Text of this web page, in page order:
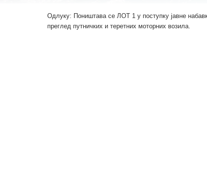
Одлуку: Поништава се ЛОТ 1 у поступку јавне
преглед путничких и теретних моторних возила.